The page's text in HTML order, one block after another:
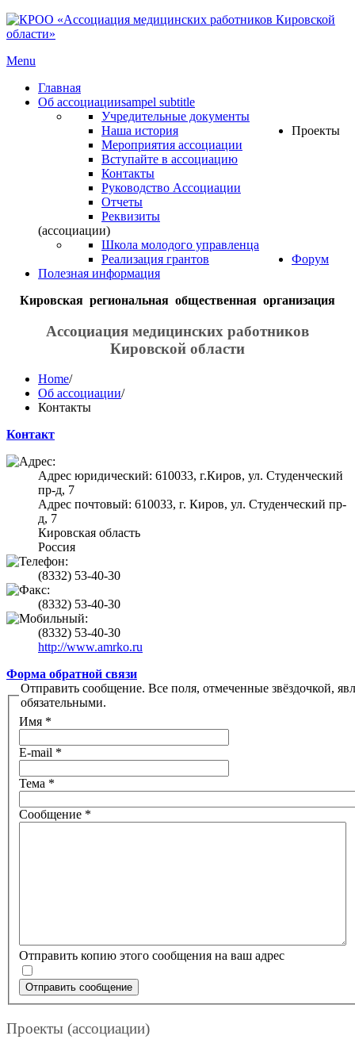
Menu
Главная
Об ассоциацииsampel subtitle
Учредительные документы
Наша история
Мероприятия ассоциации
Вступайте в ассоциацию
Контакты
Руководство Ассоциации
Отчеты
Реквизиты
Проекты
(ассоциации)
Школа молодого управленца
Реализация грантов
Форум
Полезная информация
Кировская региональная общественная организация
Ассоциация медицинских работников
Кировской области
Home/
Об ассоциации/
Контакты
Контакт
Адрес юридический: 610033, г.Киров, ул. Студенческий
пр-д, 7
Адрес почтовый: 610033, г. Киров, ул. Студенческий пр-
д, 7
Кировская область
Россия
(8332) 53-40-30
(8332) 53-40-30
(8332) 53-40-30
http://www.amrko.ru
Форма обратной связи
Отправить сообщение. Все поля, отмеченные звёздочкой,
обязательными.
Имя *
E-mail *
Тема *
Сообщение *
Отправить копию этого сообщения на ваш адрес
Отправить сообщение
Проекты (ассоциации)